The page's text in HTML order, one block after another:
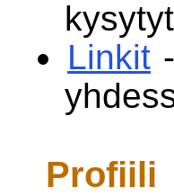
Linkit
Profiili